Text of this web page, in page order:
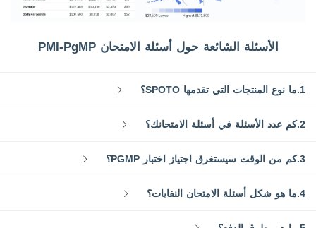
الأسئلة الشائعة حول أسئلة الامتحان PMI-PgMP
1.ما نوع المنتجات التي تقدمها SPOTO؟
2.كم عدد الأسئلة في أسئلة الامتحانك؟
3.كم من الوقت سيستغرق اجتياز اختبار PGMP؟
4.ما هو شكل أسئلة الامتحان النفايات؟